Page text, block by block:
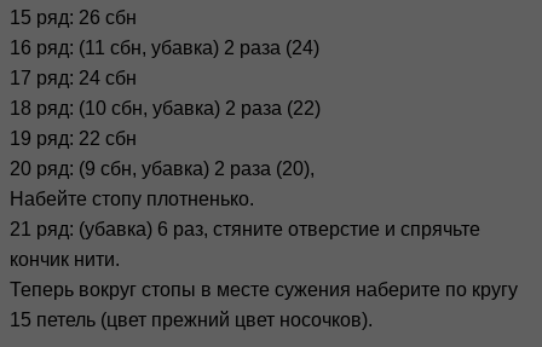
15 ряд: 26 сбн
16 ряд: (11 сбн, убавка) 2 раза (24)
17 ряд: 24 сбн
18 ряд: (10 сбн, убавка) 2 раза (22)
19 ряд: 22 сбн
20 ряд: (9 сбн, убавка) 2 раза (20),
Набейте стопу плотненько.
21 ряд: (убавка) 6 раз, стяните отверстие и спрячьте
кончик нити.
Теперь вокруг стопы в месте сужения наберите по кругу
15 петель (цвет прежний цвет носочков).